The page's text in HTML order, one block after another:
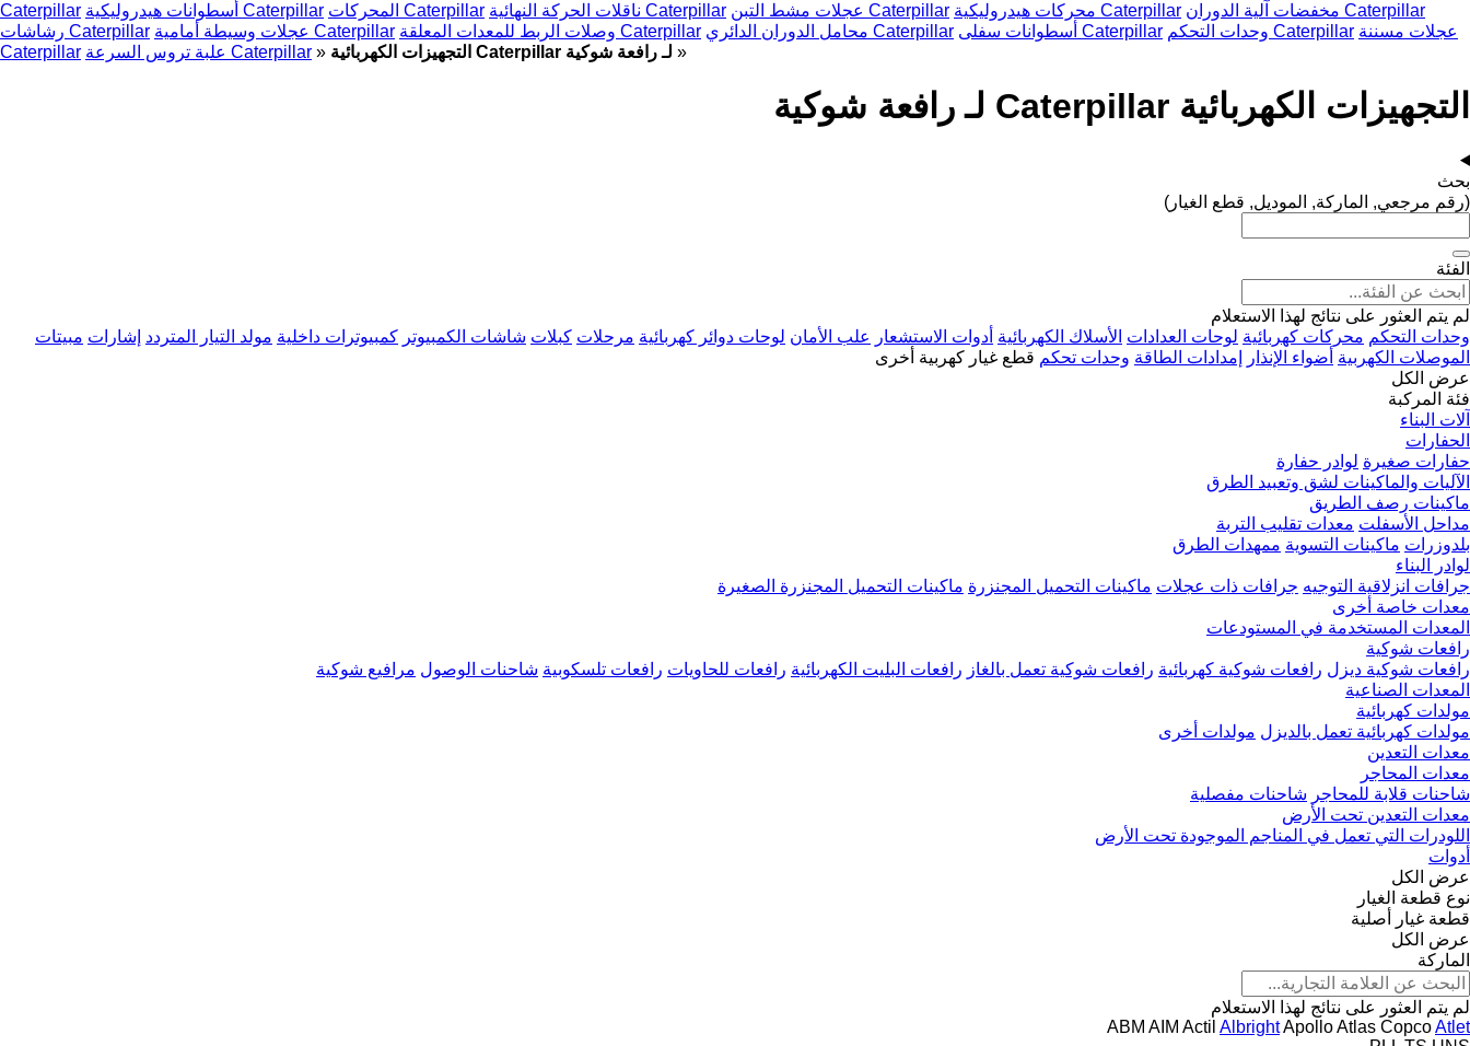
Caterpillar
أسطوانات هيدروليكية Caterpillar المحركات Caterpillar ناقلات الحركة النهائية Caterpillar عجلات مشط التبن Caterpillar محركات هيدروليكية Caterpillar
مخفضات آلية الدوران Caterpillar
رشاشات Caterpillar
عجلات وسيطة أمامية Caterpillar وصلات الربط للمعدات المعلقة Caterpillar محامل الدوران الدائري Caterpillar أسطوانات سفلى Caterpillar وحدات التحكم Caterpillar عجلات مسننة
Caterpillar
علبة تروس السرعة Caterpillar » التجهيزات الكهربائية Caterpillar لـ رافعة شوكية »
التجهيزات الكهربائية Caterpillar لـ رافعة شوكية
بحث
(رقم مرجعي, الماركة, الموديل, قطع الغيار)
الفئة
لم يتم العثور على نتائج لهذا الاستعلام
وحدات التحكم محركات كهربائية لوحات العدادات الأسلاك الكهربائية أدوات الاستشعار علب الأمان لوحات دوائر كهربائية مرحلات كبلات شاشات الكمبيوتر كمبيوترات داخلية مولد التيار المتردد إشارات مبيتات
الموصلات الكهربية أضواء الإنذار إمدادات الطاقة وحدات تحكم قطع غيار كهربية أخرى
عرض الكل
فئة المركبة
آلات البناء
الحفارات
حفارات صغيرة لوادر حفارة
الآليات والماكينات لشق وتعبيد الطرق
ماكينات رصف الطريق
مداحل الأسفلت معدات تقليب التربة
بلدوزرات ماكينات التسوية ممهدات الطرق
لوادر البناء
جرافات انزلاقية التوجيه جرافات ذات عجلات ماكينات التحميل المجنزرة ماكينات التحميل المجنزرة الصغيرة
معدات خاصة أخرى
المعدات المستخدمة في المستودعات
رافعات شوكية
رافعات شوكية ديزل رافعات شوكية كهربائية رافعات شوكية تعمل بالغاز رافعات البليت الكهربائية رافعات للحاويات رافعات تلسكوبية شاحنات الوصول مرافيع شوكية
المعدات الصناعية
مولدات كهربائية
مولدات كهربائية تعمل بالديزل مولدات أخرى
معدات التعدين
معدات المحاجر
شاحنات قلابة للمحاجر شاحنات مفصلية
معدات التعدين تحت الأرض
اللودرات التي تعمل في المناجم الموجودة تحت الأرض
أدوات
عرض الكل
نوع قطعة الغيار
قطعة غيار أصلية
عرض الكل
الماركة
لم يتم العثور على نتائج لهذا الاستعلام
ABM AIM Actil AlbrightApolloAtlas CopcoAtlet